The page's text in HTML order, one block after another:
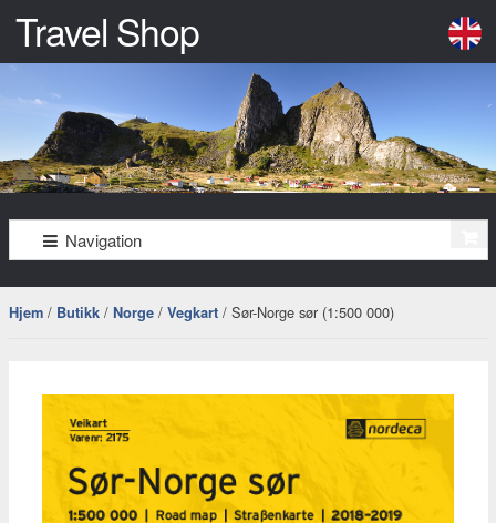
Travel Shop
nettbutikk
for
Kystriksveien
og
Innherred
til
navigasjonen
til
innhold
Navigation
Hjem/ Butikk/ Norge/ Vegkart/ Sør-Norge sør (1:500 000)